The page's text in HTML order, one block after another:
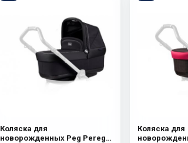
Коляска для
новорожденных Peg Perego
Коляска для